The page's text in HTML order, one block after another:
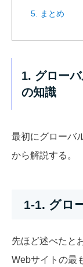
5. まとめ
1. グロー
の知識
最初にグローバ
から解説する。
1-1. グロ
先ほど述べたと
Webサイトの最